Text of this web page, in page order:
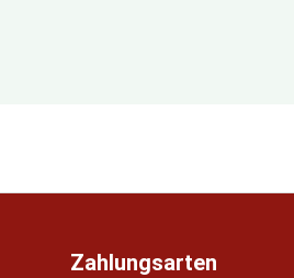
Zahlungsarten